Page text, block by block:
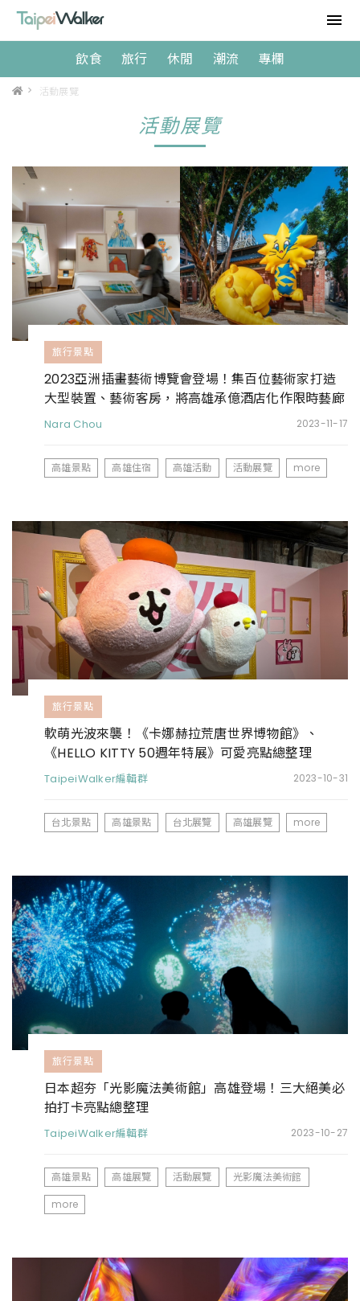
飲食 旅行 休閒 潮流 專欄
> 活動展覽
活動展覽
旅行景點
2023亞洲插畫藝術博覽會登場！集百位藝術家打造
大型裝置、藝術客房，將高雄承億酒店化作限時藝廊
Nara Chou 2023-11-17
高雄景點 高雄住宿 高雄活動 活動展覽 more
旅行景點
軟萌光波來襲！《卡娜赫拉荒唐世界博物館》、
《HELLO KITTY 50週年特展》可愛亮點總整理
TaipeiWalker編輯群 2023-10-31
台北景點 高雄景點 台北展覽 高雄展覽 more
旅行景點
日本超夯「光影魔法美術館」高雄登場！三大絕美必
拍打卡亮點總整理
TaipeiWalker編輯群 2023-10-27
高雄景點 高雄展覽 活動展覽
光影魔法美術館
more